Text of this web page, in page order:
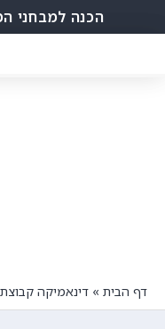
הכנה למבחני
דף הבית » דינאמיקה